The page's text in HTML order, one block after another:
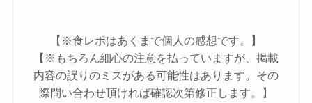
【※食レポはあくまで個人の感想です。】
【※もちろん細心の注意を払っていますが、掲載
内容の誤りのミスがある可能性はあります。その
際問い合わせ頂ければ確認次第修正します。】